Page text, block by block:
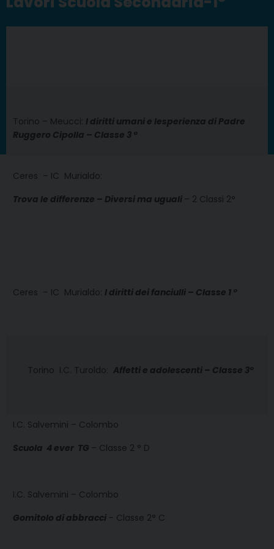
Torino – Meucci: I diritti umani e lesperienza di Padre
Ruggero Cipolla – Classe 3 °
Ceres – IC Murialdo:
Trova le differenze – Diversi ma uguali – 2 Classi 2°
Ceres – IC Murialdo: I diritti dei fanciulli – Classe 1 °
Torino  I.C. Turoldo: Affetti e adolescenti – Classe 3°
I.C. Salvemini – Colombo
Scuola 4 ever  TG – Classe 2 ° D
I.C. Salvemini – Colombo
Gomitolo di abbracci – Classe 2° C